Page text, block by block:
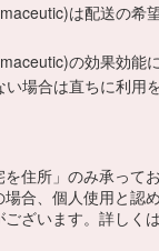
は配送の希
の効果効能
い場合は直ちに利用
住所」のみ承って
合、個人使用と認
ざいます。詳しく